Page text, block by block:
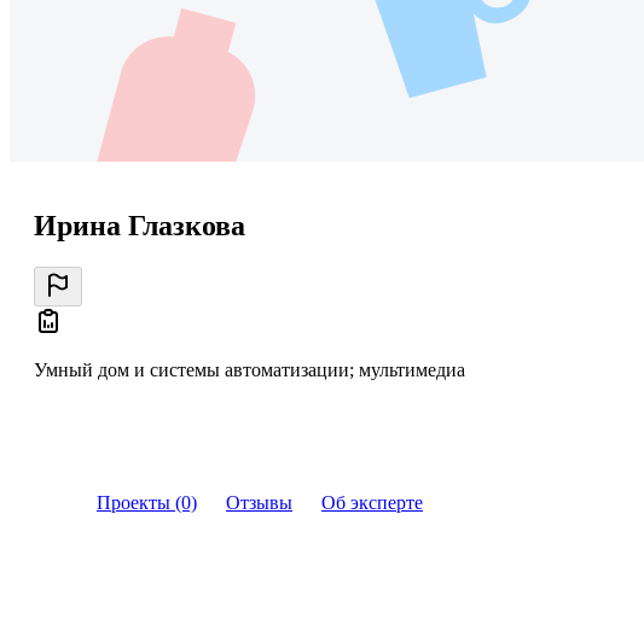
Ирина Глазкова
Умный дом и системы автоматизации; мультимедиа
Проекты (0) Отзывы Об эксперте